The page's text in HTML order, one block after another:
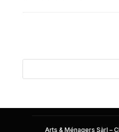
Arts & Ménagers Sàrl –